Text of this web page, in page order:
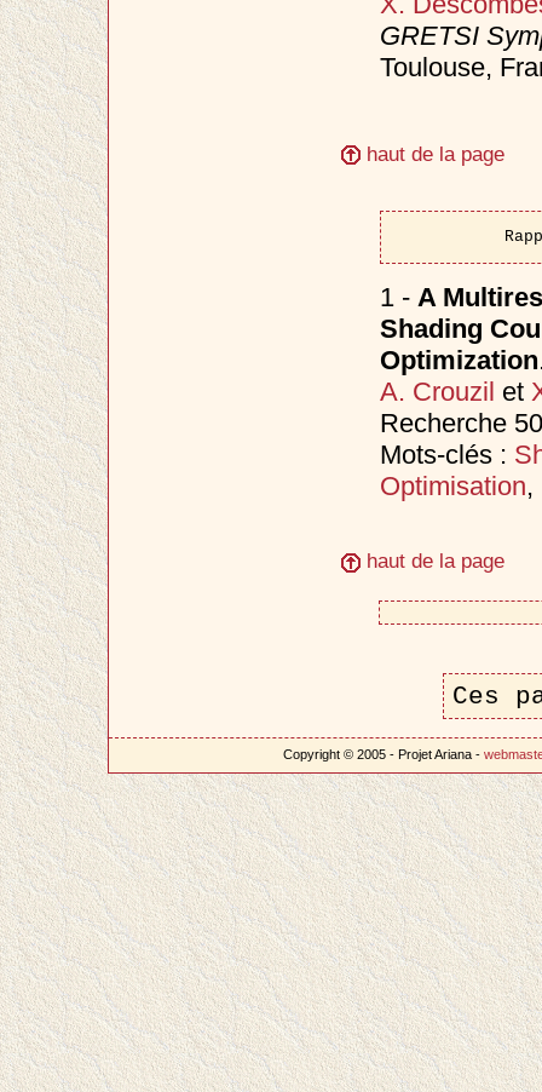
GRETSI
Toulouse,
haut de la page
1 - A
Shading
Optimization
A. Crouzil et
Recherche
Mots-clés :
Optimisation,
haut de la page
Ces
Copyright © 2005 - Projet Ariana -